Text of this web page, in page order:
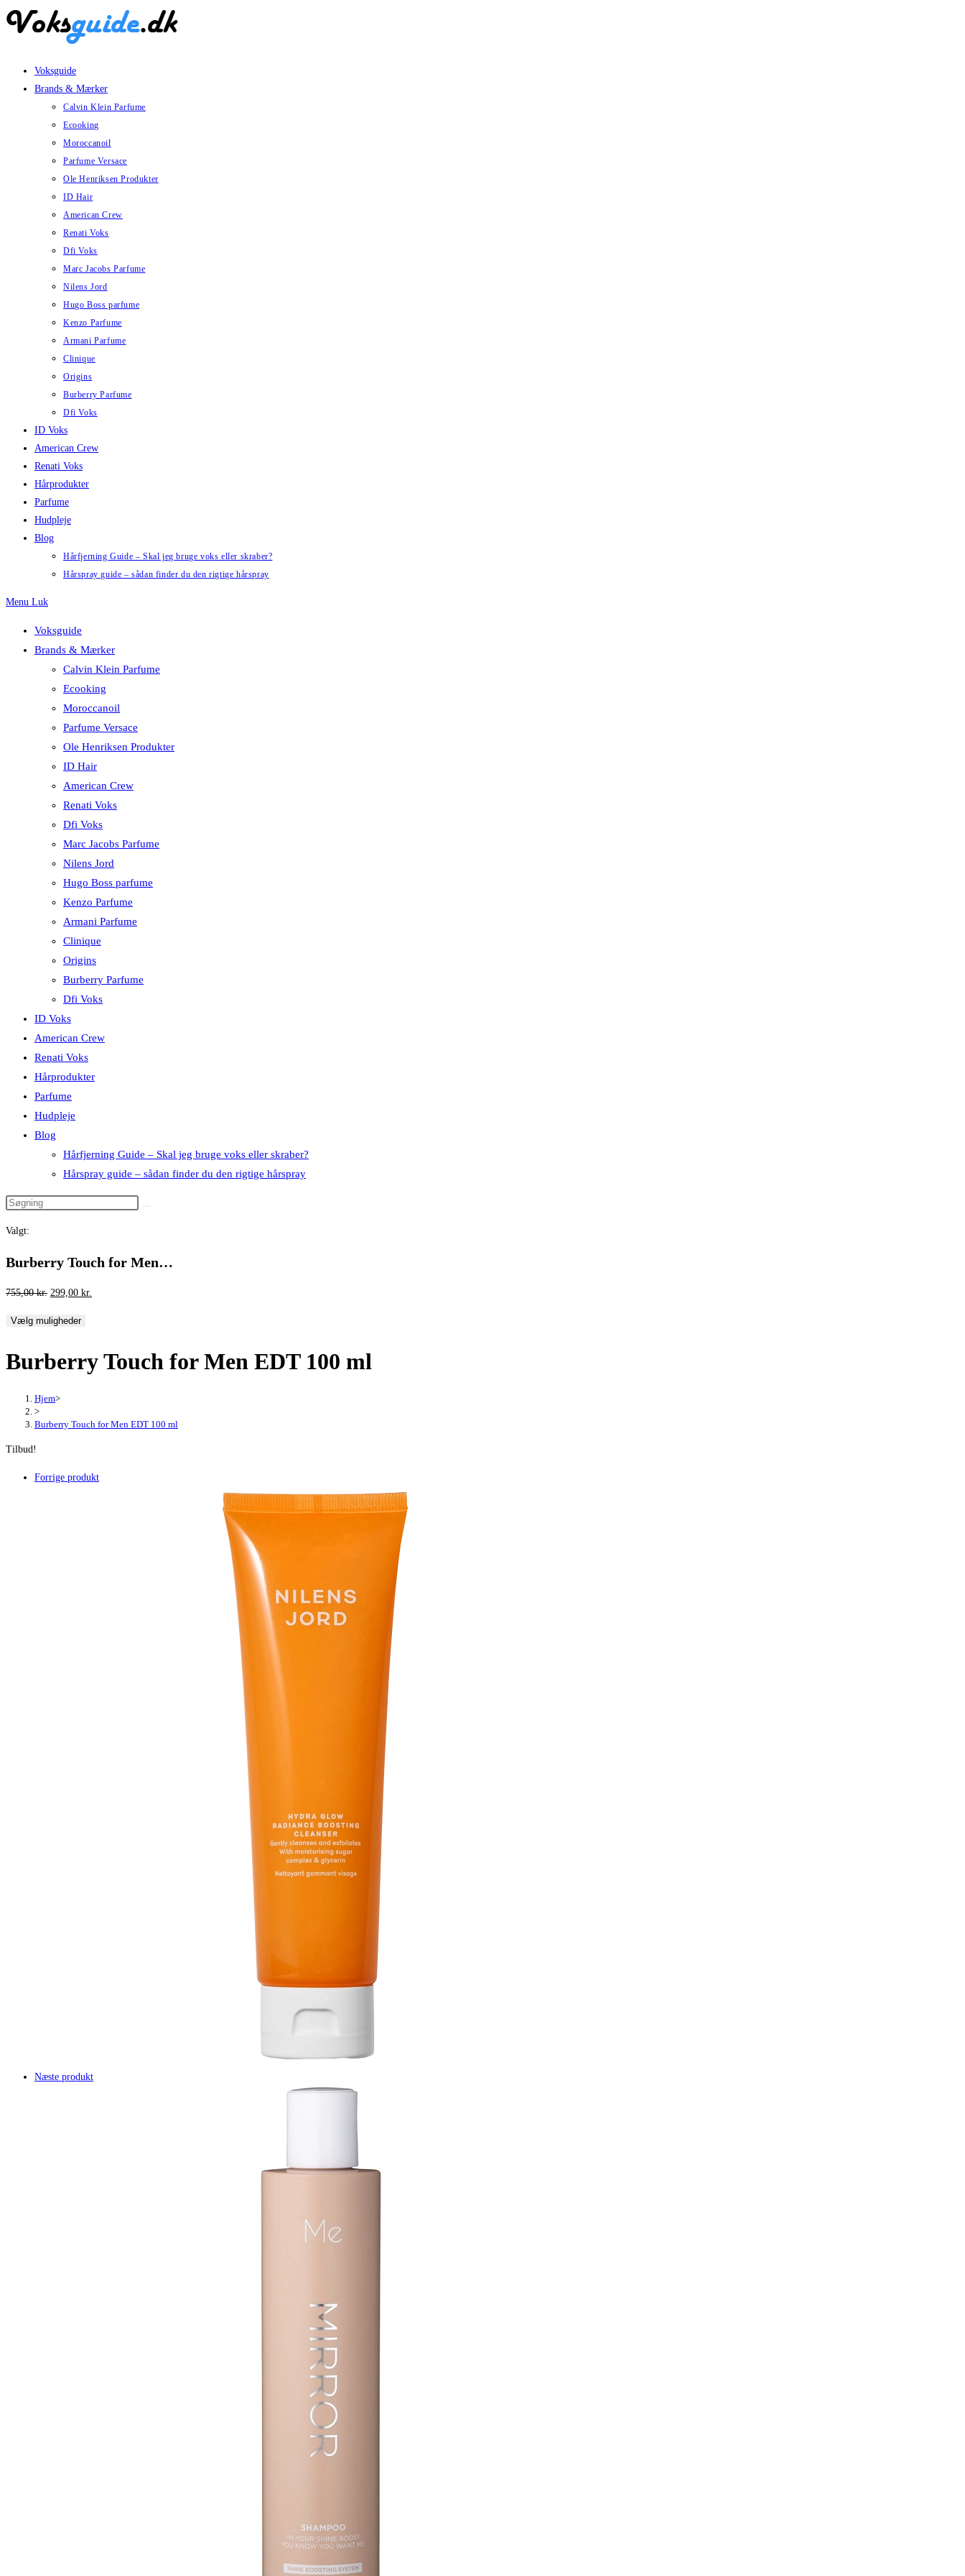
Skip
Voksguide
Brands & Mærker
Calvin Klein Parfume
Ecooking
Moroccanoil
Parfume Versace
Ole Henriksen Produkter
ID Hair
American Crew
Renati Voks
Dfi Voks
Marc Jacobs Parfume
Nilens Jord
Hugo Boss parfume
Kenzo Parfume
Armani Parfume
Clinique
Origins
Burberry Parfume
Dfi Voks
ID Voks
American Crew
Renati Voks
Hårprodukter
Parfume
Hudpleje
Blog
Hårfjerning Guide – Skal jeg bruge voks eller skraber?
Hårspray guide – sådan finder du den rigtige hårspray
Menu Luk
Voksguide
Brands & Mærker
Calvin Klein Parfume
Ecooking
Moroccanoil
Parfume Versace
Ole Henriksen Produkter
ID Hair
American Crew
Renati Voks
Dfi Voks
Marc Jacobs Parfume
Nilens Jord
Hugo Boss parfume
Kenzo Parfume
Armani Parfume
Clinique
Origins
Burberry Parfume
Dfi Voks
ID Voks
American Crew
Renati Voks
Hårprodukter
Parfume
Hudpleje
Blog
Hårfjerning Guide – Skal jeg bruge voks eller skraber?
Hårspray guide – sådan finder du den rigtige hårspray
Valgt:
Burberry Touch for Men…
755,00kr. Den
pris
755,00 kr..
299,00 kr.
299,00 kr..
Vælg muligheder
Burberry Touch for Men EDT 100 ml
Hjem>
>
Burberry Touch for Men EDT 100 ml
Tilbud!
Forrige produkt
Næste produkt